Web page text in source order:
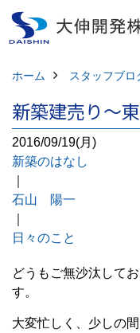
ホーム スタッフブロ
新築建売り～
2016/09/19(月)
新築のはなし
石山 陽一
日々のこと
どうもご無沙汰して
す。
大変忙しく、少しの